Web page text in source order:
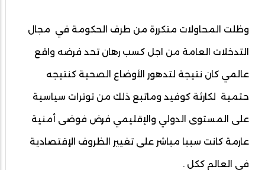
وظلت المحاولات متكررة من طرف الحكومة في مجال
التدخلات العامة من اجل كسب رهان تحد فرضه واقع
عالمي كان نتيجة لتدهور الأوضاع الصحية كنتيجه
حتمية لكارثة كوفيد وماتبع ذلك من توترات سياسية
على المستوى الدولي والإقليمي فرض فوضى أمنية
عارمة كانت سببا مباشر على تغيير الظروف الإقتصادية
في العالم ككل .